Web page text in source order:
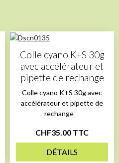
Colle cyano K+S 30g
avec accélérateur et
pipette de rechange
Colle cyano K+S 30g avec
accélérateur et pipette de
rechange
CHF35.00 TTC
DÉTAILS